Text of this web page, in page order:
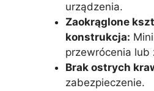
urządzenia.
Zaokrąglone
konstrukcja:
przewrócenia lub
Brak ostrych
zabezpieczenie.